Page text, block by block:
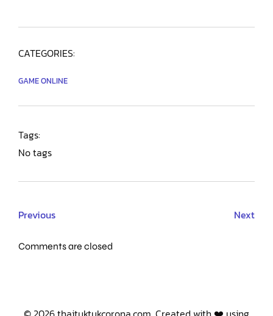
CATEGORIES:
GAME ONLINE
Tags:
No tags
Previous Next
Comments are closed